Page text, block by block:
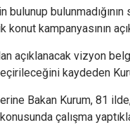
kampanyasının
açıklanacak vizyon
kaydeden
Bakan Kurum, 81
konusunda çalışma